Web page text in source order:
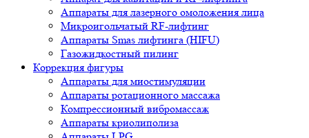
Аппараты для лазерного омоложения лица
Микроигольчатый RF-лифтинг
Аппараты Smas лифтинга (HIFU)
Газожидкостный пилинг
Коррекция фигуры
Аппараты для миостимуляции
Аппараты ротационного массажа
Компрессионный вибромассаж
Аппараты криолиполиза